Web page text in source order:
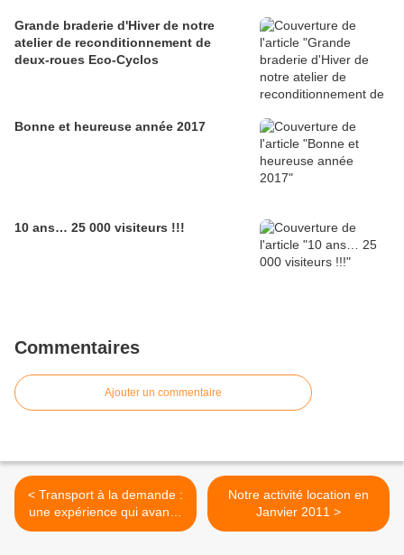
Grande braderie d'Hiver de notre
atelier de reconditionnement de
deux-roues Eco-Cyclos
Bonne et heureuse année 2017
10 ans… 25 000 visiteurs !!!
Commentaires
Ajouter un commentaire
< Transport à la demande :
une expérience qui avance
(article NR)
Notre activité location en
Janvier 2011 >